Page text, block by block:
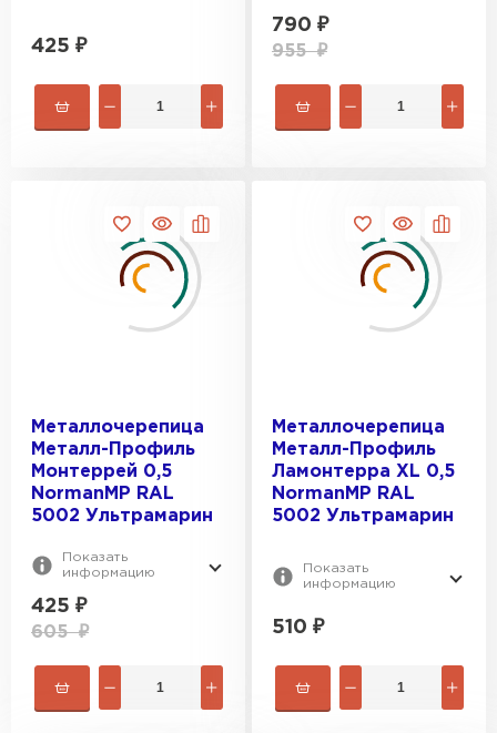
425 ₽
790 ₽
955₽
Металлочерепица
Металл-Профиль
Монтеррей 0,5
NormanMP RAL
5002 Ультрамарин
Показать
информацию
425 ₽
605₽
Металлочерепица
Металл-Профиль
Ламонтерра XL 0,5
NormanMP RAL
5002 Ультрамарин
Показать
информацию
510 ₽
Штакетник